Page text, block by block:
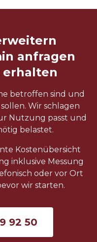
anfragen
erhalten
betroffen sind und
Wir schlagen
Nutzung passt und
belastet.
Kostenübersicht
inklusive Messung
oder vor Ort
wir starten.
92 50